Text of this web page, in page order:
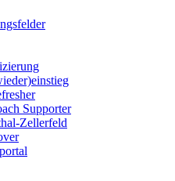
Supporter
Zellerfeld